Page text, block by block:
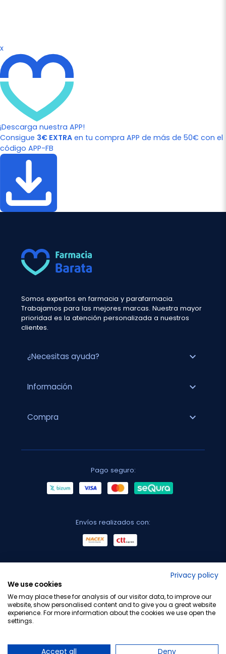
x
¡Descarga nuestra APP!
Consigue 3€ EXTRA en tu compra APP de más de 50€ con el
código APP-FB
Somos expertos en farmacia y parafarmacia.
Trabajamos para las mejores marcas. Nuestra mayor
prioridad es la atención personalizada a nuestros
clientes.
¿Necesitas ayuda? expand_more
Información expand_more
Compra expand_more
Pago seguro:
Envíos realizados con:
Privacy policy
We use cookies
We may place these for analysis of our visitor data, to improve our
website, show personalised content and to give you a great website
experience. For more information about the cookies we use open the
settings.
Accept all Deny